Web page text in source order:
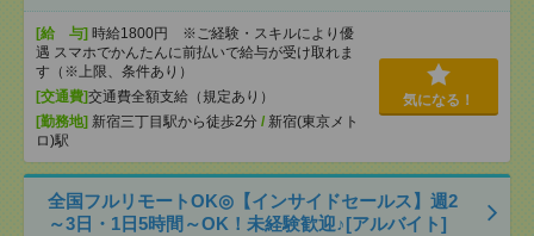
[給 与] 時給1800円 ※ご経験・スキルにより優
遇 スマホでかんたんに前払いで給与が受け取れま
す（※上限、条件あり）
[交通費]交通費全額支給（規定あり）
[勤務地] 新宿三丁目駅から徒歩2分 / 新宿(東京メト
ロ)駅
気になる！
全国フルリモートOK◎【インサイドセールス】週2
～3日・1日5時間～OK！未経験歓迎♪[アルバイト]